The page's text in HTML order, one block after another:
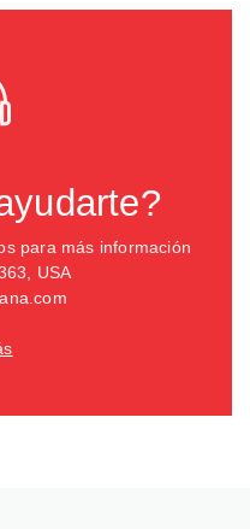
para más información
USA